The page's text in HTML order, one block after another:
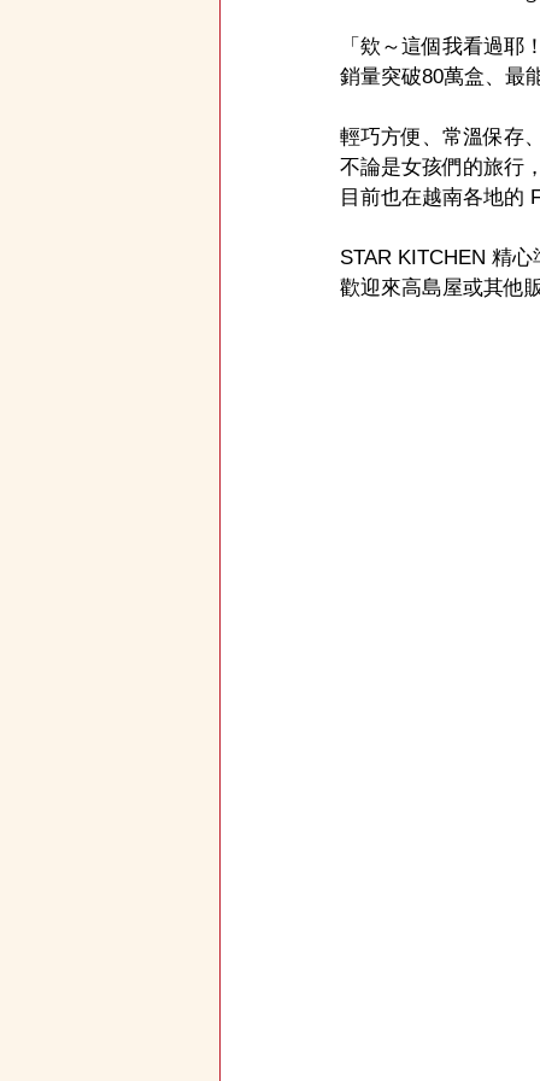
「欸～這個我看過
銷量突破80萬盒、最
輕巧方便、常溫保存
不論是女孩們的旅行
目前也在越南各地的
STAR KITCHEN 精
歡迎來高島屋或其他